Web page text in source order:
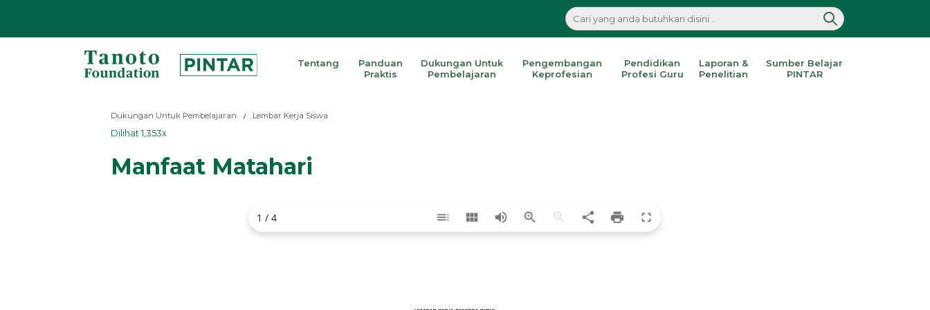
Tanoto
Tentang
Panduan
Praktis
Dukungan Untuk
Pembelajaran
Pengembangan
Keprofesian
Pendidikan
Profesi Guru
Laporan &
Penelitian
Sumber Belajar
PINTAR
Dukungan Untuk Pembelajaran Lembar Kerja Siswa
Dilihat 1,353x
Manfaat Matahari
toc view_module volume_up
1 / 4 zoom_in zoom_out share print fullscreen